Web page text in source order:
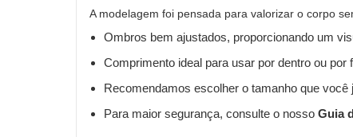
A modelagem foi pensada para valorizar o corpo
Ombros bem ajustados, proporcionando um
Comprimento ideal para usar por dentro ou por
Recomendamos escolher o tamanho que
Para maior segurança, consulte o nosso Guia